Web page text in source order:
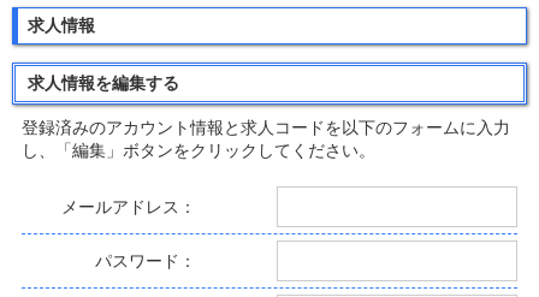
助とすること。
2. 求人をする市内の事業者に求人の機会を提供すること。
3. 市民及び事業者のより良好な労働環境の確保を図るため，
雇用，就労，労働法規等に関する情報を提供すること。
（情報の内容）
第4条 本サイトは，次の各号に掲げる情報の提供を行う。
1. 本市内の事業所等の求人にかかる情報
の，就労を支援するために有益な情報の提供
（管理者）
第5条 管理者は，結城市とする。
（登録情報の取扱）
求人情報
求人情報を編集する
登録済みのアカウント情報と求人コードを以下のフォームに入力
し、「編集」ボタンをクリックしてください。
メールアドレス：
パスワード：